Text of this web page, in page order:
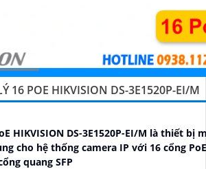
16 POE HIKVISION DS-3E1520P-EI/M
HIKVISION DS-3E1520P-EI/M là thiết bị
cho hệ thống camera IP với 16 cổng
quang SFP